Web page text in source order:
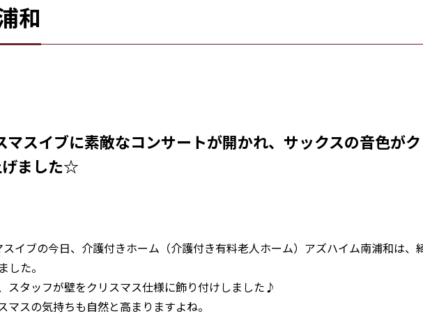
和
マスイブに素敵なコンサートが開かれ、サックスの音色が
げました☆
イブの今日、介護付きホーム（介護付き有料老人ホーム）アズハイム南浦和は、
した。
スタッフが壁をクリスマス仕様に飾り付けしました♪
スの気持ちも自然と高まりますよね。